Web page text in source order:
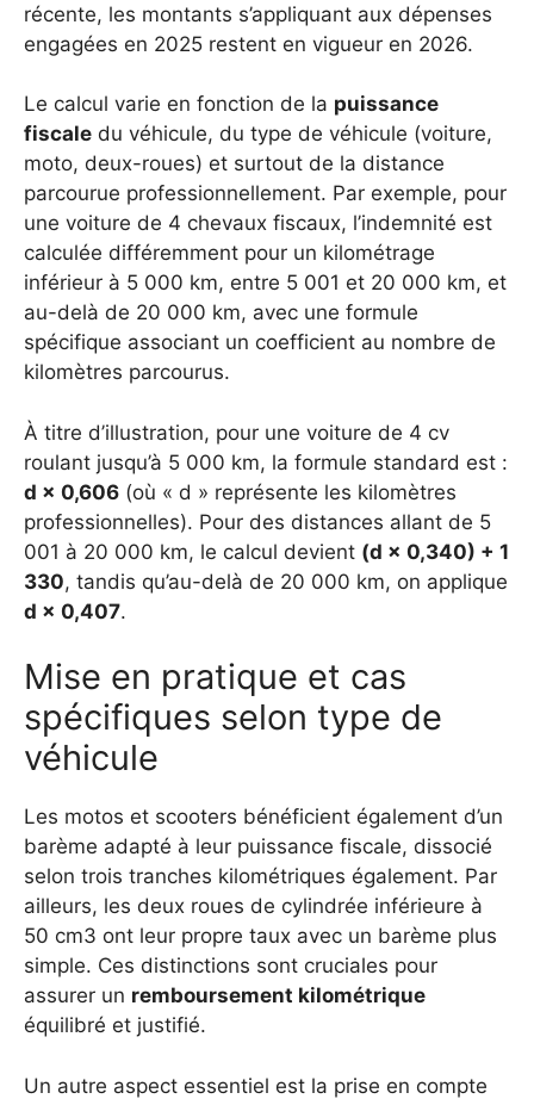
récente, les montants s’appliquant aux dépenses
engagées en 2025 restent en vigueur en 2026.
Le calcul varie en fonction de la puissance
fiscale du véhicule, du type de véhicule (voiture,
moto, deux-roues) et surtout de la distance
parcourue professionnellement. Par exemple, pour
une voiture de 4 chevaux fiscaux, l’indemnité est
calculée différemment pour un kilométrage
inférieur à 5 000 km, entre 5 001 et 20 000 km, et
au-delà de 20 000 km, avec une formule
spécifique associant un coefficient au nombre de
kilomètres parcourus.
À titre d’illustration, pour une voiture de 4 cv
roulant jusqu’à 5 000 km, la formule standard est :
d × 0,606 (où « d » représente les kilomètres
professionnelles). Pour des distances allant de 5
001 à 20 000 km, le calcul devient (d × 0,340) + 1
330, tandis qu’au-delà de 20 000 km, on applique
d × 0,407.
Mise en pratique et cas
spécifiques selon type de
véhicule
Les motos et scooters bénéficient également d’un
barème adapté à leur puissance fiscale, dissocié
selon trois tranches kilométriques également. Par
ailleurs, les deux roues de cylindrée inférieure à
50 cm3 ont leur propre taux avec un barème plus
simple. Ces distinctions sont cruciales pour
assurer un remboursement kilométrique
équilibré et justifié.
Un autre aspect essentiel est la prise en compte